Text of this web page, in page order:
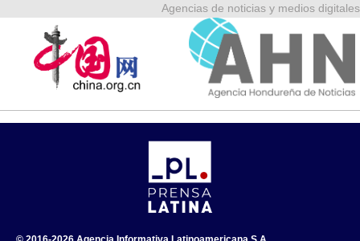
Agencias de noticias y medios digitales